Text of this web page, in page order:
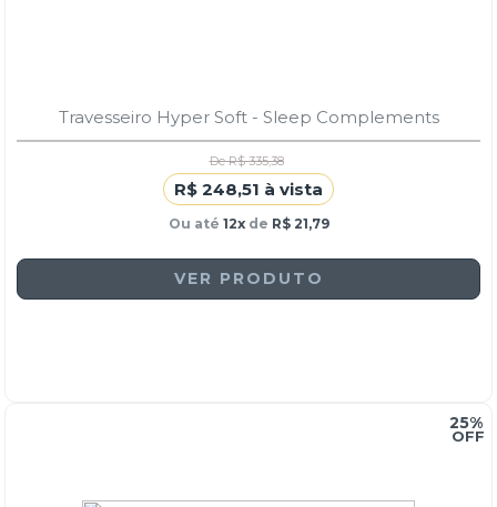
Travesseiro Hyper Soft - Sleep Complements
De R$ 335,38
R$ 248,51 à vista
Ou até 12xde R$ 21,79
VER PRODUTO
25%